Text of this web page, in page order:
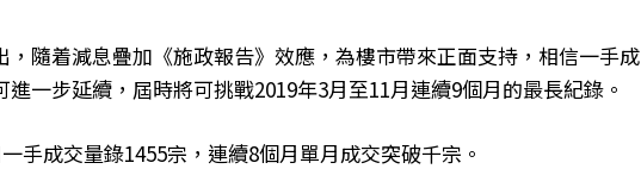
，隨着減息疊加《施政報告》效應，為樓市帶來正面支持，相信一手成
一步延續，屆時將可挑戰2019年3月至11月連續9個月的最長紀錄。
手成交量錄1455宗，連續8個月單月成交突破千宗。